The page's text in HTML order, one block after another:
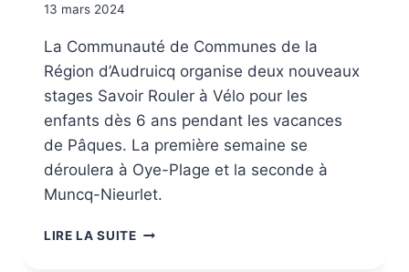
13 mars 2024
La Communauté de Communes de la
Région d’Audruicq organise deux nouveaux
stages Savoir Rouler à Vélo pour les
enfants dès 6 ans pendant les vacances
de Pâques. La première semaine se
déroulera à Oye-Plage et la seconde à
Muncq-Nieurlet.
LIRE LA SUITE